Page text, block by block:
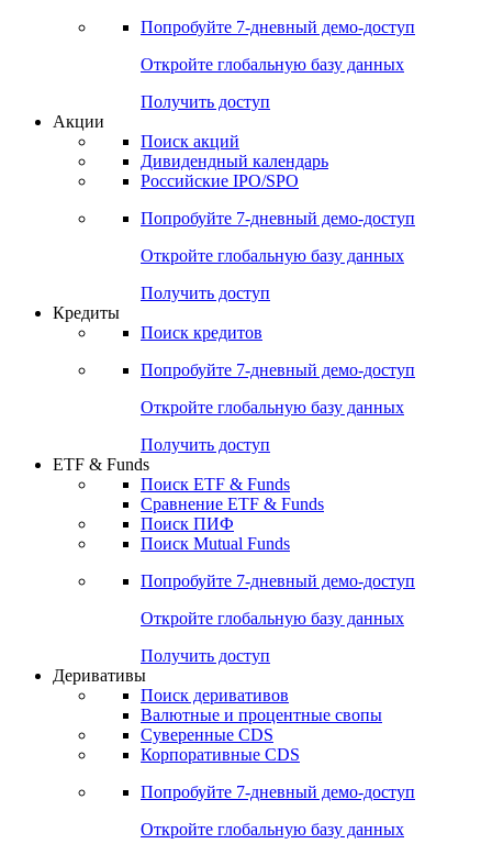
Попробуйте 7-дневный демо-доступ
Откройте глобальную базу данных
Получить доступ
Акции
Поиск акций
Дивидендный календарь
Российские IPO/SPO
Попробуйте 7-дневный демо-доступ
Откройте глобальную базу данных
Получить доступ
Кредиты
Поиск кредитов
Попробуйте 7-дневный демо-доступ
Откройте глобальную базу данных
Получить доступ
ETF & Funds
Поиск ETF & Funds
Сравнение ETF & Funds
Поиск ПИФ
Поиск Mutual Funds
Попробуйте 7-дневный демо-доступ
Откройте глобальную базу данных
Получить доступ
Деривативы
Поиск деривативов
Валютные и процентные свопы
Суверенные CDS
Корпоративные CDS
Попробуйте 7-дневный демо-доступ
Откройте глобальную базу данных